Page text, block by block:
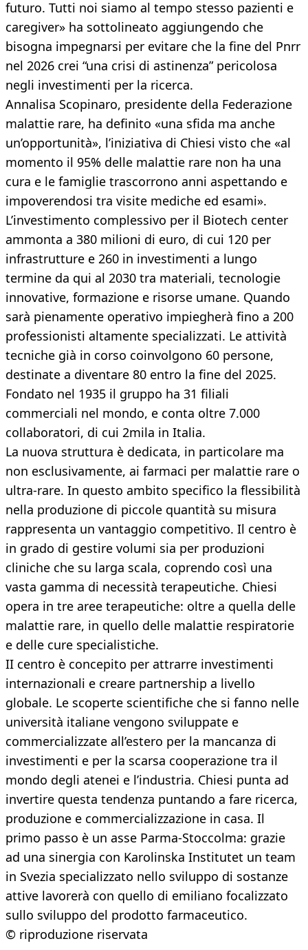
futuro. Tutti noi siamo al tempo stesso pazienti e
caregiver» ha sottolineato aggiungendo che
bisogna impegnarsi per evitare che la fine del Pnrr
nel 2026 crei “una crisi di astinenza” pericolosa
negli investimenti per la ricerca.
Annalisa Scopinaro, presidente della Federazione
malattie rare, ha definito «una sfida ma anche
un’opportunità», l’iniziativa di Chiesi visto che «al
momento il 95% delle malattie rare non ha una
cura e le famiglie trascorrono anni aspettando e
impoverendosi tra visite mediche ed esami».
L’investimento complessivo per il Biotech center
ammonta a 380 milioni di euro, di cui 120 per
infrastrutture e 260 in investimenti a lungo
termine da qui al 2030 tra materiali, tecnologie
innovative, formazione e risorse umane. Quando
sarà pienamente operativo impiegherà fino a 200
professionisti altamente specializzati. Le attività
tecniche già in corso coinvolgono 60 persone,
destinate a diventare 80 entro la fine del 2025.
Fondato nel 1935 il gruppo ha 31 filiali
commerciali nel mondo, e conta oltre 7.000
collaboratori, di cui 2mila in Italia.
La nuova struttura è dedicata, in particolare ma
non esclusivamente, ai farmaci per malattie rare o
ultra-rare. In questo ambito specifico la flessibilità
nella produzione di piccole quantità su misura
rappresenta un vantaggio competitivo. Il centro è
in grado di gestire volumi sia per produzioni
cliniche che su larga scala, coprendo così una
vasta gamma di necessità terapeutiche. Chiesi
opera in tre aree terapeutiche: oltre a quella delle
malattie rare, in quello delle malattie respiratorie
e delle cure specialistiche.
II centro è concepito per attrarre investimenti
internazionali e creare partnership a livello
globale. Le scoperte scientifiche che si fanno nelle
università italiane vengono sviluppate e
commercializzate all’estero per la mancanza di
investimenti e per la scarsa cooperazione tra il
mondo degli atenei e l’industria. Chiesi punta ad
invertire questa tendenza puntando a fare ricerca,
produzione e commercializzazione in casa. Il
primo passo è un asse Parma-Stoccolma: grazie
ad una sinergia con Karolinska Institutet un team
in Svezia specializzato nello sviluppo di sostanze
attive lavorerà con quello di emiliano focalizzato
sullo sviluppo del prodotto farmaceutico.
© riproduzione riservata